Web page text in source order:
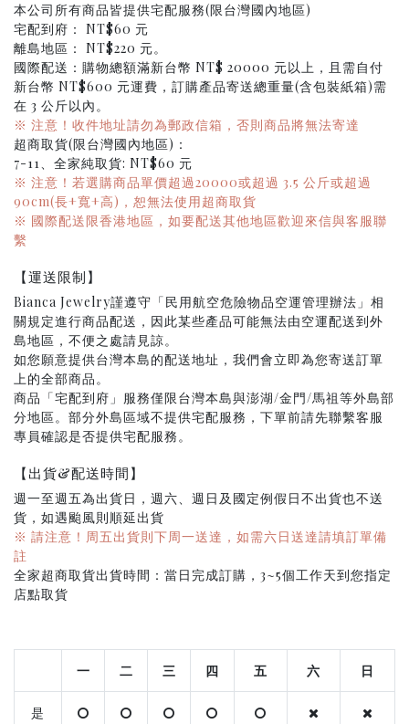
本公司所有商品皆提供宅配服務(限台灣國內地區)
宅配到府： NT$60 元
離島地區： NT$220 元。
國際配送：購物總額滿新台幣 NT$ 20000 元以上，且需自付
新台幣 NT$600 元運費，訂購產品寄送總重量(含包裝紙箱)需
在 3 公斤以內。
※ 注意！收件地址請勿為郵政信箱，否則商品將無法寄達
超商取貨(限台灣國內地區)：
7-11、全家純取貨: NT$60 元
※ 注意！若選購商品單價超過20000或超過 3.5 公斤或超過
90cm(長+寬+高)，恕無法使用超商取貨
※ 國際配送限香港地區，如要配送其他地區歡迎來信與客服聯
繫
【運送限制】
Bianca Jewelry謹遵守「民用航空危險物品空運管理辦法」相
關規定進行商品配送，因此某些產品可能無法由空運配送到外
島地區，不便之處請見諒。
如您願意提供台灣本島的配送地址，我們會立即為您寄送訂單
上的全部商品。
商品「宅配到府」服務僅限台灣本島與澎湖/金門/馬祖等外島部
分地區。部分外島區域不提供宅配服務，下單前請先聯繫客服
專員確認是否提供宅配服務。
【出貨&配送時間】
週一至週五為出貨日，週六、週日及國定例假日不出貨也不送
貨，如遇颱風則順延出貨
※ 請注意！周五出貨則下周一送達，如需六日送達請填訂單備
註
全家超商取貨出貨時間：當日完成訂購，3~5個工作天到您指定
店點取貨
一 二 三 四 五 六 日
是